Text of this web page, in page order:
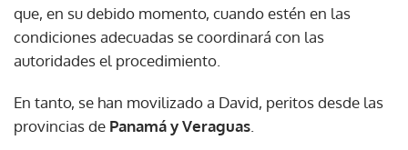
que, en su debido momento, cuando estén en las
condiciones adecuadas se coordinará con las
autoridades el procedimiento.
En tanto, se han movilizado a David, peritos desde las
provincias de Panamá y Veraguas